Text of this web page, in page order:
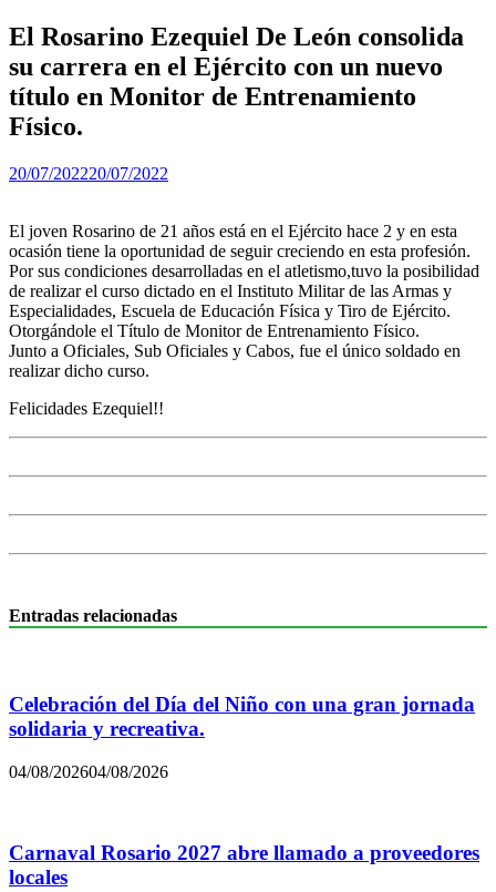
El Rosarino Ezequiel De León consolida
su carrera en el Ejército con un nuevo
título en Monitor de Entrenamiento
Físico.
20/07/202220/07/2022
El joven Rosarino de 21 años está en el Ejército hace 2 y en esta
ocasión tiene la oportunidad de seguir creciendo en esta profesión.
Por sus condiciones desarrolladas en el atletismo,tuvo la posibilidad
de realizar el curso dictado en el Instituto Militar de las Armas y
Especialidades, Escuela de Educación Física y Tiro de Ejército.
Otorgándole el Título de Monitor de Entrenamiento Físico.
Junto a Oficiales, Sub Oficiales y Cabos, fue el único soldado en
realizar dicho curso.
Felicidades Ezequiel!!
Entradas relacionadas
Celebración del Día del Niño con una gran jornada
solidaria y recreativa.
04/08/202604/08/2026
Carnaval Rosario 2027 abre llamado a proveedores
locales